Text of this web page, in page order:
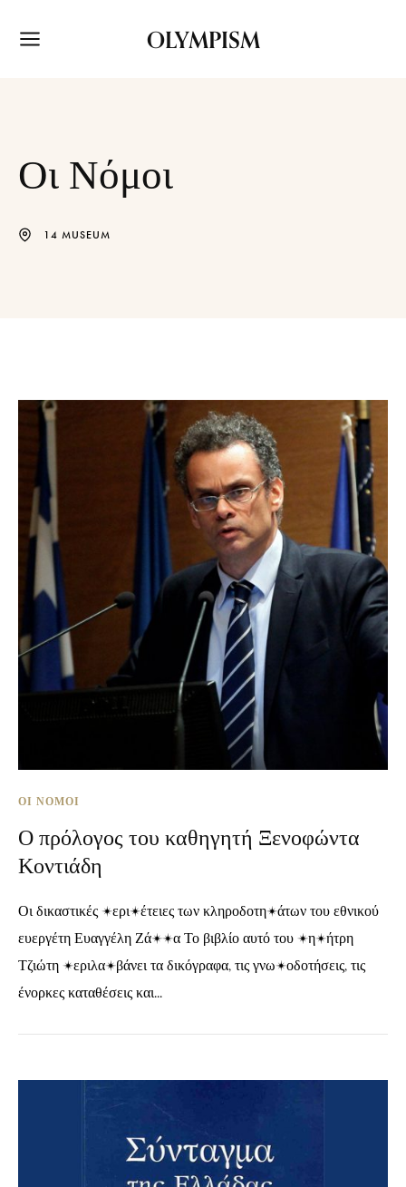
OLYMPISM
Οι Νόμοι
14 MUSEUM
ΟΙ ΝΌΜΟΙ
Ο πρόλογος του καθηγητή Ξενοφώντα
Κοντιάδη
Οι δικαστικές περιπέτειες των κληροδοτημάτων του εθνικού
ευεργέτη Ευαγγέλη Ζάππα Το βιβλίο αυτό του Δημήτρη
Τζιώτη περιλαμβάνει τα δικόγραφα, τις γνωμοδοτήσεις, τις
ένορκες καταθέσεις και...